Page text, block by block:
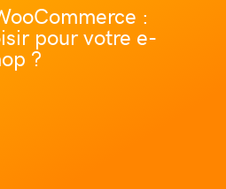
:
pour votre e-
?